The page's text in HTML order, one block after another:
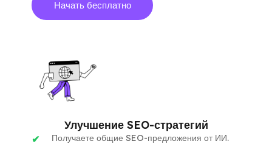
Начать бесплатно
Улучшение SEO-стратегий
Получаете общие SEO-предложения от ИИ.